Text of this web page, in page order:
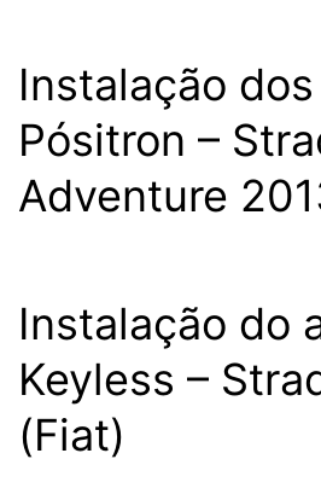
Instalação
Pósitron –
Adventure
Instalação do
Keyless –
(Fiat)